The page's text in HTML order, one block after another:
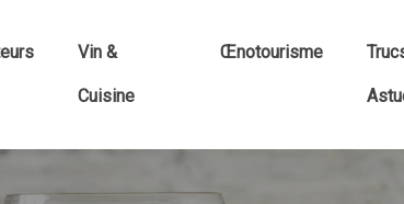
Vin &
Cuisine
Œnotourisme